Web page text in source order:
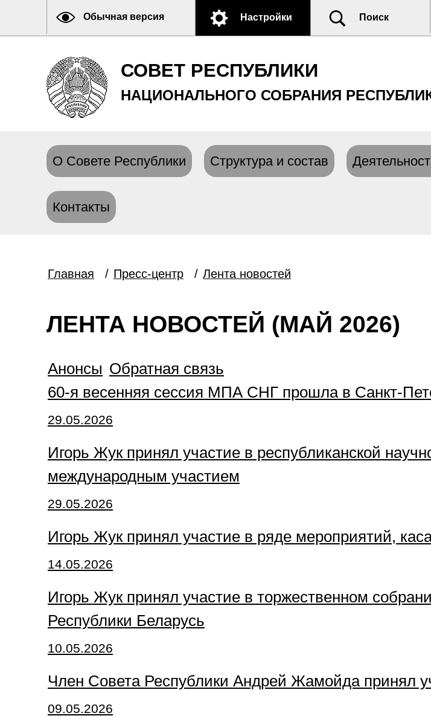
Обычная версия Настройки Поиск
СОВЕТ РЕСПУБЛИКИ
НАЦИОНАЛЬНОГО СОБРАНИЯ
О Совете Республики Структура и состав
Контакты
Главная / Пресс-центр / Лента новостей
ЛЕНТА НОВОСТЕЙ (МАЙ 2026)
Анонсы Обратная связь
60-я весенняя сессия МПА СНГ прошла в Санкт-
29.05.2026
Игорь Жук принял участие в республиканской
международным участием
29.05.2026
Игорь Жук принял участие в ряде мероприятий,
14.05.2026
Игорь Жук принял участие в торжественном
Республики Беларусь
10.05.2026
Член Совета Республики Андрей Жамойда принял
09.05.2026